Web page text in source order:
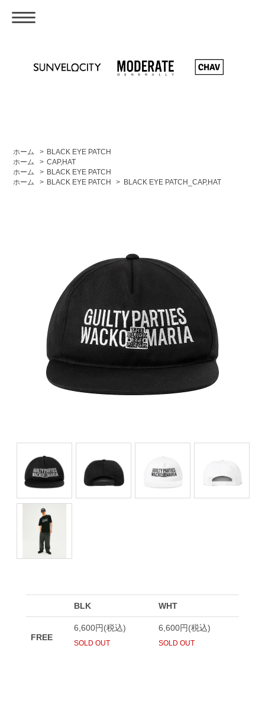
ホーム > BLACK EYE PATCH
ホーム
> CAP,HAT
ホーム
> BLACK EYE PATCH
ホーム
> BLACK EYE PATCH > BLACK EYE PATCH_CAP,HAT